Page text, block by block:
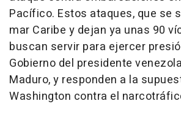
Pacífico. Estos ataques, que se
mar Caribe y dejan ya unas 90
buscan servir para ejercer
Gobierno del presidente
Maduro, y responden a la
Washington contra el